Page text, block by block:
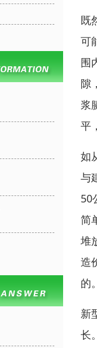
既
可
围
隙
浆
平
如
与
50
简
堆
造
的
新
长